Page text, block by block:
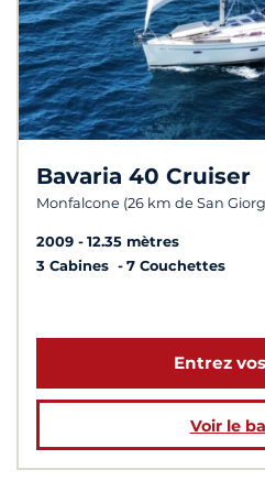
Bavaria 40 Cruiser
Monfalcone (26 km de San
2009
12.35 mètres
3 Cabines
7 Couchettes
Entrez
Voir le